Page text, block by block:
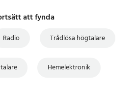
att fynda
Radio Trådlösa högtalare
Hemelektronik